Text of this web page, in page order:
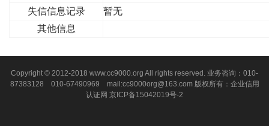
失信信息记录
暂无
其他信息
Copyright © 2012-2018 www.cc9000.org All rights reserved. 业务咨询：010-
87383128 010-67490969 mail:cc9000org@163.com 版权所有：企业信用
认证网 京ICP备15042019号-2